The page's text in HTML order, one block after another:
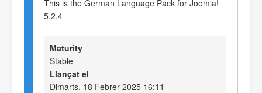
This is the German Language Pack for Joomla!
5.2.4
Maturity
Stable
Llançat el
Dimarts, 18 Febrer 2025 16:11